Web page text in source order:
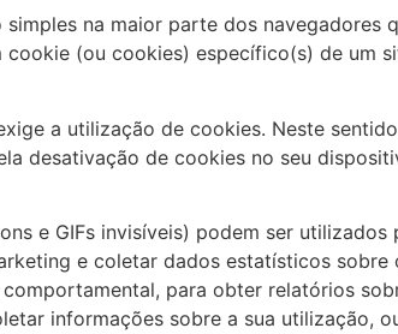
na maior parte dos navegadores
(ou cookies) específico(s) de um
a utilização de cookies. Neste
desativação de cookies no seu
e GIFs invisíveis) podem ser utilizados
e coletar dados estatísticos
para obter relatórios
informações sobre a sua utilização,